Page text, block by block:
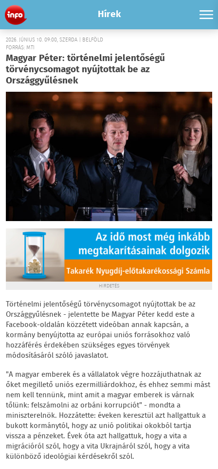
Hírek
2026. JÚNIUS 10. 09:00, SZERDA | BELFÖLD
FORRÁS: MTI
Magyar Péter: történelmi jelentőségű
törvénycsomagot nyújtottak be az
Országgyűlésnek
HIRDETÉS
Történelmi jelentőségű törvénycsomagot nyújtottak be az
Országgyűlésnek - jelentette be Magyar Péter kedd este a
Facebook-oldalán közzétett videóban annak kapcsán, a
kormány benyújtotta az európai uniós forrásokhoz való
hozzáférés érdekében szükséges egyes törvények
módosításáról szóló javaslatot.
"A magyar emberek és a vállalatok végre hozzájuthatnak az
őket megillető uniós ezermilliárdokhoz, és ehhez semmi mást
nem kell tennünk, mint amit a magyar emberek is várnak
tőlünk: felszámolni az orbáni korrupciót" - mondta a
miniszterelnök. Hozzátette: éveken keresztül azt hallgattuk a
bukott kormánytól, hogy az unió politikai okokból tartja
vissza a pénzeket. Évek óta azt hallgattuk, hogy a vita a
migrációról szól, hogy a vita Ukrajnáról szól, hogy a vita
különböző ideológiai kérdésekről szól.